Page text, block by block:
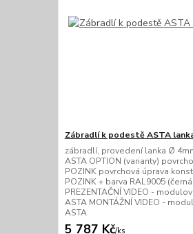
Zábradlí k podestě ASTA
zábradlí, provedení lanka Ø
ASTA OPTION (varianty)
POZINK povrchová úprava
POZINK + barva RAL9005
PREZENTAČNÍ VIDEO -
ASTA MONTÁŽNÍ VIDEO -
ASTA
5 787 Kč/ks